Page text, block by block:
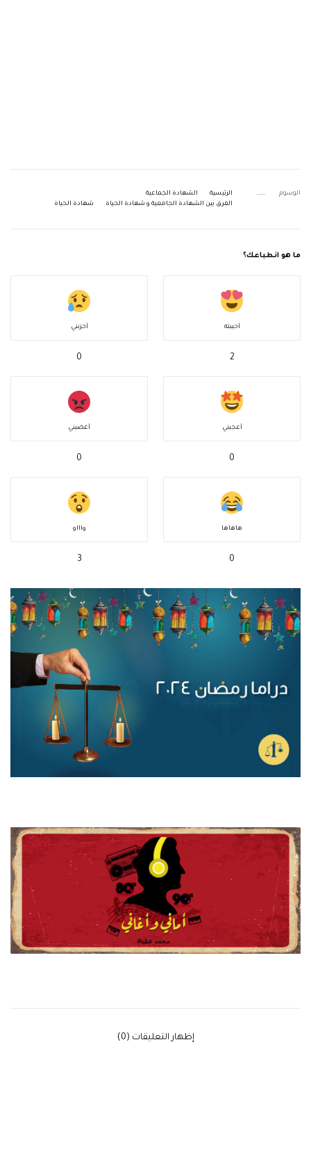
الوسوم الرئيسية
الشهادة الجماعية
الفرق بين الشهادة الجامعية و شهادة الحياة
شهادة الحياة
ما هو انطباعك؟
أحببته
2
أحزنني
0
أعجبني
0
أغضبني
0
هاهاها
0
واااو
3
‫إظهار التعليقات (0)